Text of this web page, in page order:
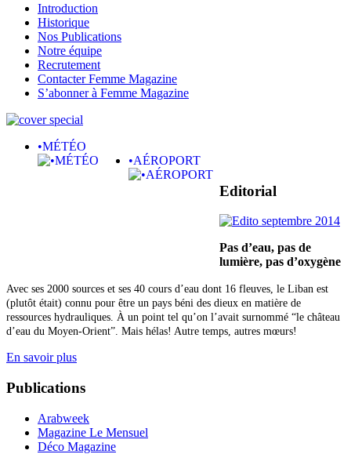
Introduction
Historique
Nos Publications
Notre équipe
Recrutement
Contacter Femme Magazine
S’abonner à Femme Magazine
•MÉTÉO
•AÉROPORT
Editorial
Pas d’eau, pas de
lumière, pas d’oxygène
Avec ses 2000 sources et ses 40 cours d’eau dont 16 fleuves, le Liban est
(plutôt était) connu pour être un pays béni des dieux en matière de
ressources hydrauliques. À un point tel qu’on l’avait surnommé “le château
d’eau du Moyen-Orient”. Mais hélas! Autre temps, autres mœurs!
En savoir plus
Publications
Arabweek
Magazine Le Mensuel
Déco Magazine